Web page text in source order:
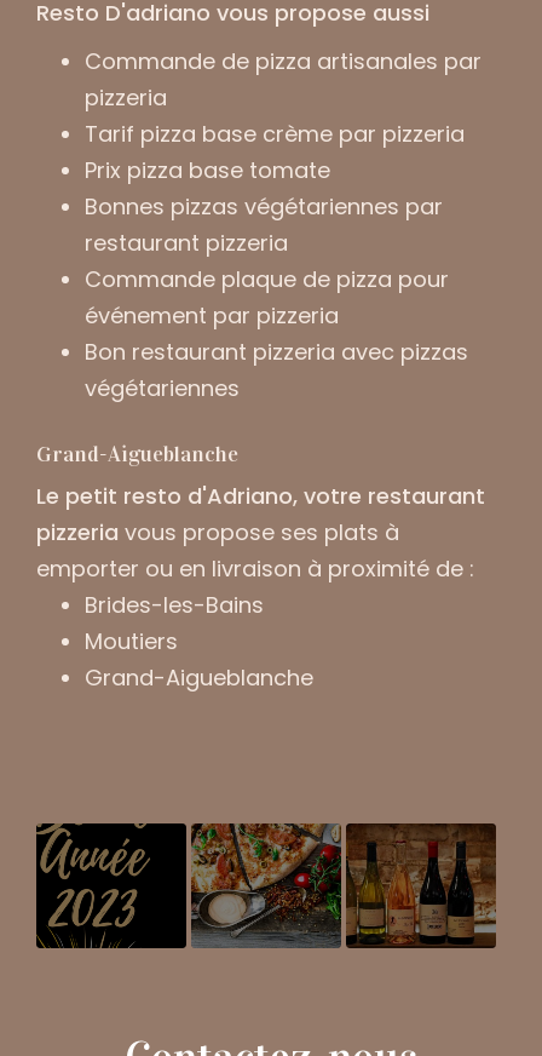
Resto D'adriano vous propose aussi
Commande de pizza artisanales par
pizzeria
Tarif pizza base crème par pizzeria
Prix pizza base tomate
Bonnes pizzas végétariennes par
restaurant pizzeria
Commande plaque de pizza pour
événement par pizzeria
Bon restaurant pizzeria avec pizzas
végétariennes
Grand-Aigueblanche
Le petit resto d'Adriano, votre restaurant
pizzeria vous propose ses plats à
emporter ou en livraison à proximité de :
Brides-les-Bains
Moutiers
Grand-Aigueblanche